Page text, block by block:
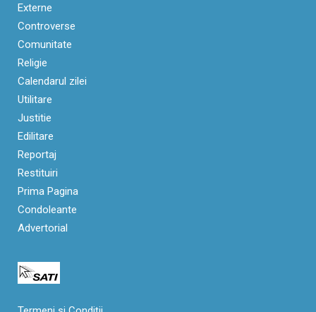
Externe
Controverse
Comunitate
Religie
Calendarul zilei
Utilitare
Justitie
Edilitare
Reportaj
Restituiri
Prima Pagina
Condoleante
Advertorial